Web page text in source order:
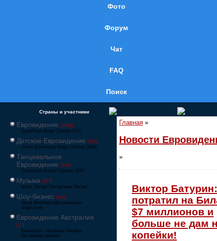
Фото
Форум
Чат
FAQ
Поиск
Страны и участники
Евровидение [1858]
Eurovision Song Contest ESC
Детское Евровидение [878]
Junior Eurovision Song Contest JESC
Танцевальное
Евровидение [106]
Eurovision Dance Contest EDC
Музыка [257]
Music Songs Поп-музыка Песни
Шоу-бизнес [564]
Show Business Музыкальная
индустрия
Евровидение Австралия
[17]
Eurovision – Australia Decides
Австралия решает
Главная »
Новости
»
Виктор
потратил на
$7 миллионов и
больше не дам
копейки!